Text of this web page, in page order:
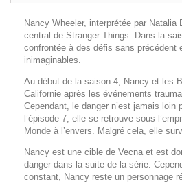
Nancy Wheeler, interprétée par Natalia
central de Stranger Things. Dans la
confrontée à des défis sans précédent
inimaginables.
Au début de la saison 4, Nancy et les
Californie après les événements
Cependant, le danger n’est jamais loin
l’épisode 7, elle se retrouve sous
Monde à l’envers. Malgré cela, elle
Nancy est une cible de Vecna et est
danger dans la suite de la série.
constant, Nancy reste un personnage